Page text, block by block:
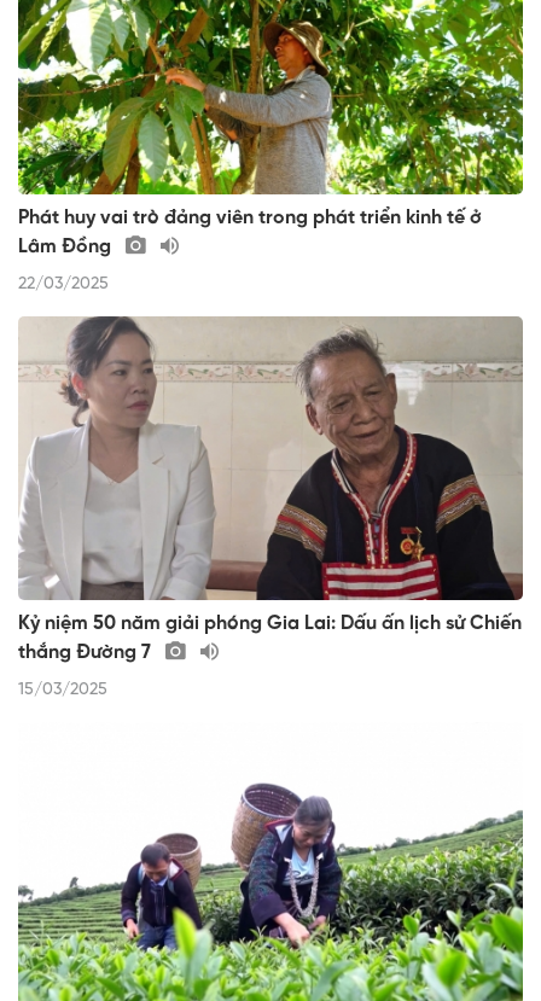
Phát huy vai trò đảng viên trong phát triển kinh tế ở
Lâm Đồng
22/03/2025
Kỷ niệm 50 năm giải phóng Gia Lai: Dấu ấn lịch sử Chiến
thắng Đường 7
15/03/2025